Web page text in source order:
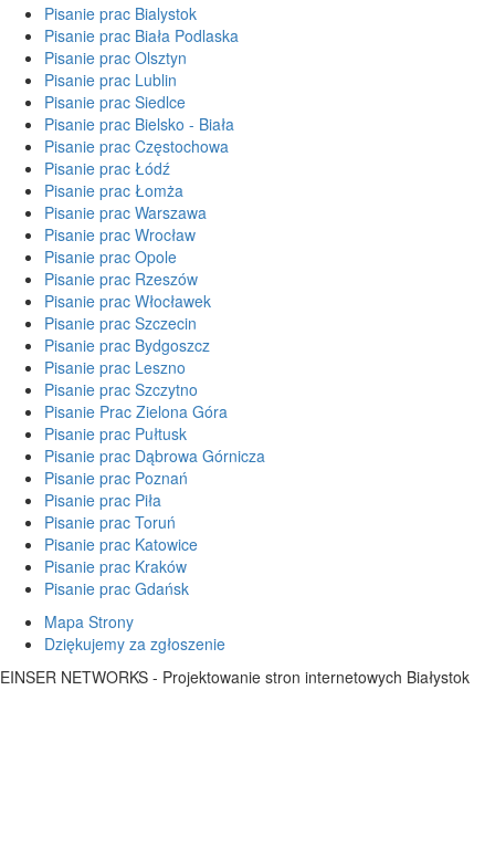
Pisanie prac Bialystok
Pisanie prac Biała Podlaska
Pisanie prac Olsztyn
Pisanie prac Lublin
Pisanie prac Siedlce
Pisanie prac Bielsko - Biała
Pisanie prac Częstochowa
Pisanie prac Łódź
Pisanie prac Łomża
Pisanie prac Warszawa
Pisanie prac Wrocław
Pisanie prac Opole
Pisanie prac Rzeszów
Pisanie prac Włocławek
Pisanie prac Szczecin
Pisanie prac Bydgoszcz
Pisanie prac Leszno
Pisanie prac Szczytno
Pisanie Prac Zielona Góra
Pisanie prac Pułtusk
Pisanie prac Dąbrowa Górnicza
Pisanie prac Poznań
Pisanie prac Piła
Pisanie prac Toruń
Pisanie prac Katowice
Pisanie prac Kraków
Pisanie prac Gdańsk
Mapa Strony
Dziękujemy za zgłoszenie
EINSER NETWORKS - Projektowanie stron internetowych Białystok